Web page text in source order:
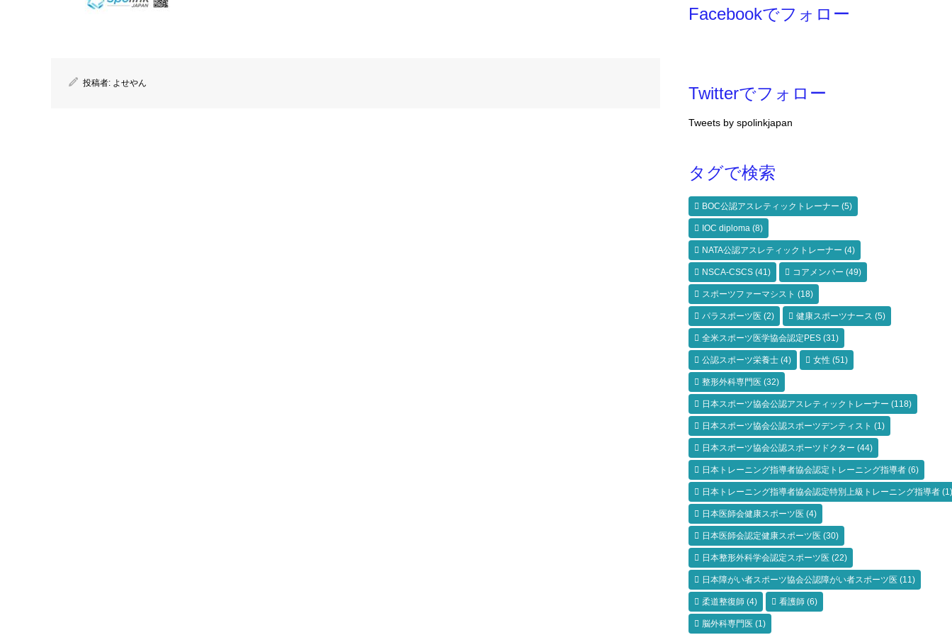
投稿者: よせやん
Facebookでフォロー
Twitterでフォロー
Tweets by spolinkjapan
タグで検索
BOC公認アスレティックトレーナー (5)
IOC diploma (8)
NATA公認アスレティックトレーナー (4)
NSCA-CSCS (41) コアメンバー (49)
スポーツファーマシスト (18)
パラスポーツ医 (2) 健康スポーツナース (5)
全米スポーツ医学協会認定PES (31)
公認スポーツ栄養士 (4) 女性 (51)
整形外科専門医 (32)
日本スポーツ協会公認アスレティックトレーナー (118)
日本スポーツ協会公認スポーツデンティスト (1)
日本スポーツ協会公認スポーツドクター (44)
日本トレーニング指導者協会認定トレーニング指導者 (6)
日本トレーニング指導者協会認定特別上級トレーニング指導者 (1)
日本医師会健康スポーツ医 (4)
日本医師会認定健康スポーツ医 (30)
日本整形外科学会認定スポーツ医 (22)
日本障がい者スポーツ協会公認障がい者スポーツ医 (11)
柔道整復師 (4) 看護師 (6)
脳外科専門医 (1)